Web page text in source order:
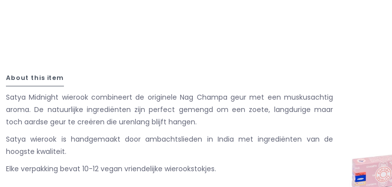
About this item
Satya Midnight wierook combineert de originele Nag Champa geur met een muskusachtig
aroma. De natuurlijke ingrediënten zijn perfect gemengd om een ​​zoete, langdurige maar
toch aardse geur te creëren die urenlang blijft hangen.
Satya wierook is handgemaakt door ambachtslieden in India met ingrediënten van de
hoogste kwaliteit.
Elke verpakking bevat 10-12 vegan vriendelijke wierookstokjes.